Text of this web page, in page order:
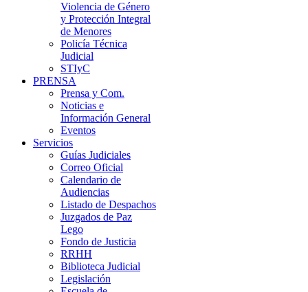
Violencia de Género
y Protección Integral
de Menores
Policía Técnica
Judicial
STIyC
PRENSA
Prensa y Com.
Noticias e
Información General
Eventos
Servicios
Guías Judiciales
Correo Oficial
Calendario de
Audiencias
Listado de Despachos
Juzgados de Paz
Lego
Fondo de Justicia
RRHH
Biblioteca Judicial
Legislación